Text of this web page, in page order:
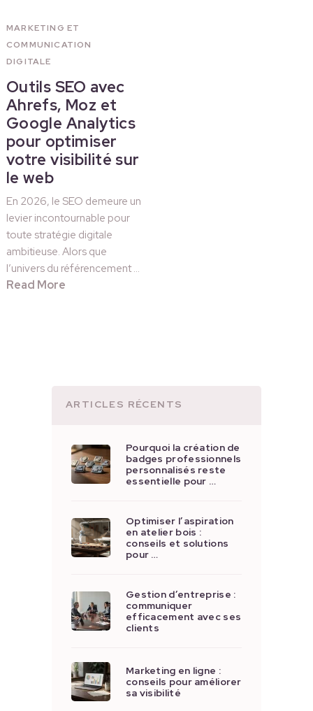
MARKETING ET
COMMUNICATION
DIGITALE
Outils SEO avec
Ahrefs, Moz et
Google Analytics
pour optimiser
votre visibilité sur
le web
En 2026, le SEO demeure un
levier incontournable pour
toute stratégie digitale
ambitieuse. Alors que
l’univers du référencement …
Read More
ARTICLES RÉCENTS
Pourquoi la création de
badges professionnels
personnalisés reste
essentielle pour …
Optimiser l’aspiration
en atelier bois :
conseils et solutions
pour …
Gestion d’entreprise :
communiquer
efficacement avec ses
clients
Marketing en ligne :
conseils pour améliorer
sa visibilité